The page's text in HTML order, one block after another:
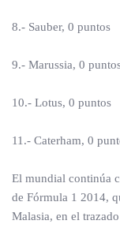
8.- Sauber, 0 puntos
9.- Marussia, 0
10.- Lotus, 0 puntos
11.- Caterham, 0
El mundial continúa
de Fórmula 1 2014,
Malasia, en el